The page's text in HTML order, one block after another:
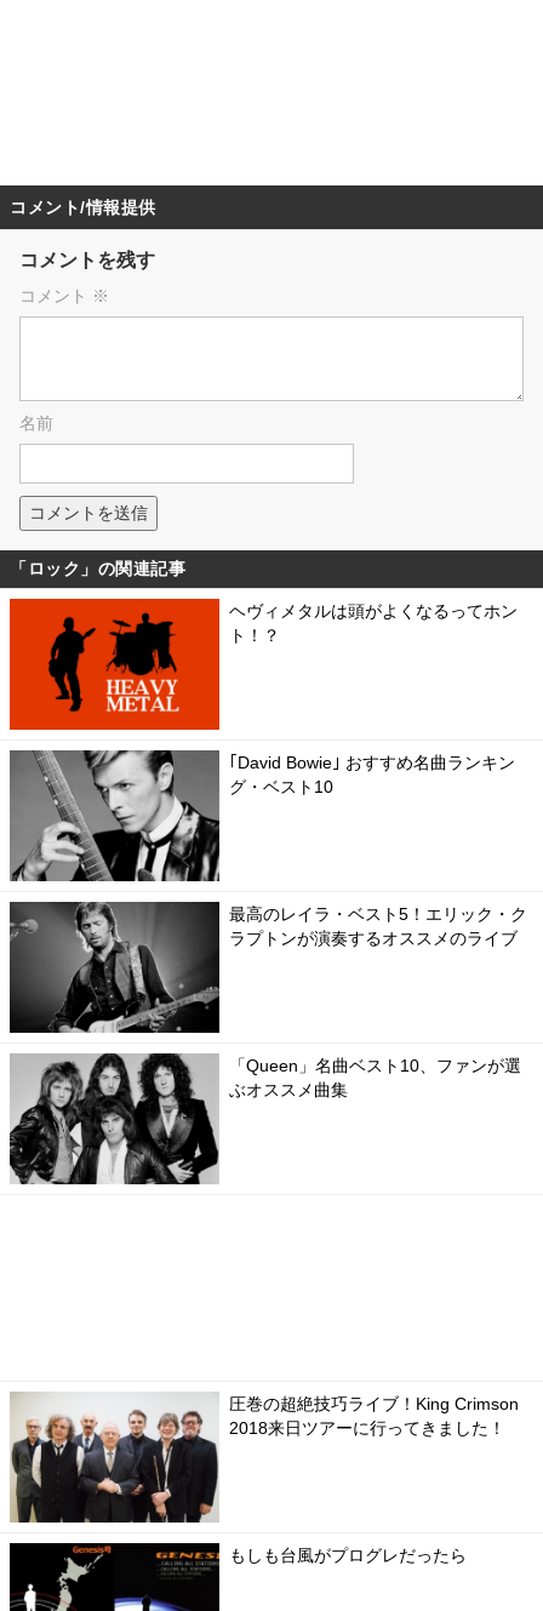
コメント/情報提供
コメントを残す
コメント ※
名前
「ロック」の関連記事
ヘヴィメタルは頭がよくなるってホン
ト！？
｢David Bowie｣ おすすめ名曲ランキン
グ・ベスト10
最高のレイラ・ベスト5！エリック・ク
ラプトンが演奏するオススメのライブ
「Queen」名曲ベスト10、ファンが選
ぶオススメ曲集
圧巻の超絶技巧ライブ！King Crimson
2018来日ツアーに行ってきました！
もしも台風がプログレだったら